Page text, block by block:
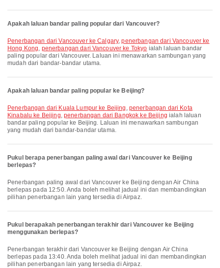
Apakah laluan bandar paling popular dari Vancouver?
penerbangan dari Vancouver ke Calgary,penerbangan dari Vancouver ke
Hong Kong, penerbangan dari Vancouver ke Tokyo ialah laluan bandar
paling popular dari Vancouver. Laluan ini menawarkan sambungan yang
mudah dari bandar-bandar utama.
Apakah laluan bandar paling popular ke Beijing?
penerbangan dari Kuala Lumpur ke Beijing , penerbangan dari Kota
Kinabalu ke Beijing, penerbangan dari Bangkok ke Beijing ialah laluan
bandar paling popular ke Beijing. Laluan ini menawarkan sambungan
yang mudah dari bandar-bandar utama.
Pukul berapa penerbangan paling awal dari Vancouver ke Beijing
berlepas?
Penerbangan paling awal dari Vancouver ke Beijing dengan Air China
berlepas pada 12:50. Anda boleh melihat jadual ini dan membandingkan
pilihan penerbangan lain yang tersedia di Airpaz.
Pukul berapakah penerbangan terakhir dari Vancouver ke Beijing
menggunakan berlepas?
Penerbangan terakhir dari Vancouver ke Beijing dengan Air China
berlepas pada 13:40. Anda boleh melihat jadual ini dan membandingkan
pilihan penerbangan lain yang tersedia di Airpaz.